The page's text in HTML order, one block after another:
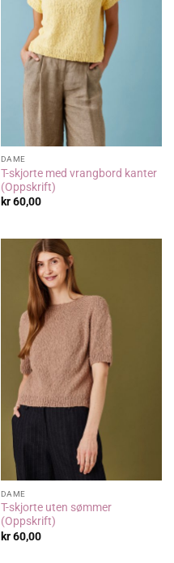
DAME
T-skjorte med vrangbord kanter
(Oppskrift)
kr60,00
DAME
T-skjorte uten sømmer
(Oppskrift)
kr60,00